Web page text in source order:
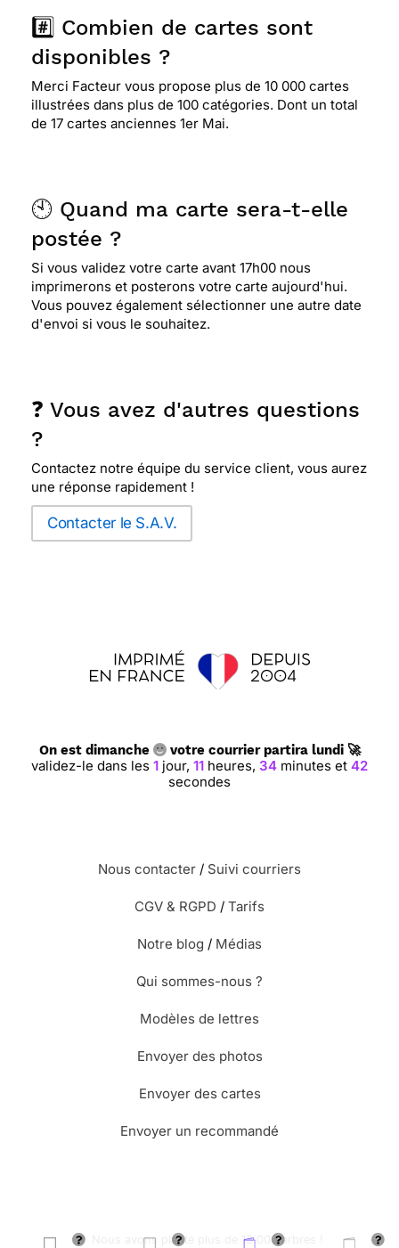
#️⃣ Combien de cartes sont
disponibles ?
Merci Facteur vous propose plus de 10 000 cartes
illustrées dans plus de 100 catégories. Dont un total
de 17 cartes anciennes 1er Mai.
🕙 Quand ma carte sera-t-elle
postée ?
Si vous validez votre carte avant 17h00 nous
imprimerons et posterons votre carte aujourd'hui.
Vous pouvez également sélectionner une autre date
d'envoi si vous le souhaitez.
❓ Vous avez d'autres questions
?
Contactez notre équipe du service client, vous aurez
une réponse rapidement !
Contacter le S.A.V.
On est dimanche votre courrier partira lundi 🚀
validez-le dans les1 jour,11 heures,34 minutes et41
secondes
Nous contacter / Suivi courriers
CGV & RGPD / Tarifs
Notre blog / Médias
Qui sommes-nous ?
Modèles de lettres
Envoyer des photos
Envoyer des cartes
Envoyer un recommandé
🌳 Nous avons planté plus de 13.000 arbres !